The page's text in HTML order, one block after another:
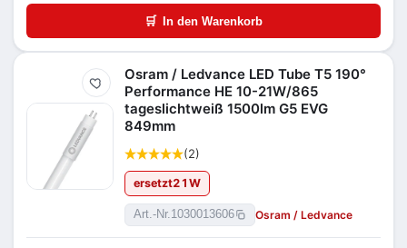
🛒 In den Warenkorb
Merken
Osram / Ledvance LED Tube T5 190°
Performance HE 10-21W/865
tageslichtweiß 1500lm G5 EVG
849mm
(2)
ersetzt21 W
Art.-Nr.1030013606 Osram / Ledvance